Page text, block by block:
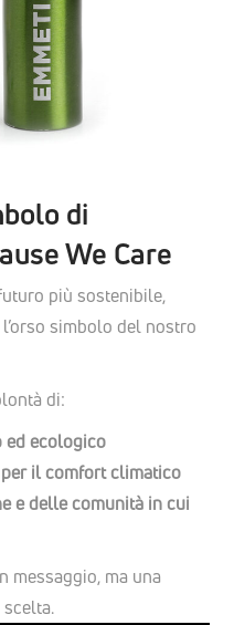
di
We Care
più sostenibile,
l’orso simbolo del nostro
di:
ecologico
il comfort climatico
e delle comunità in cui
messaggio, ma una